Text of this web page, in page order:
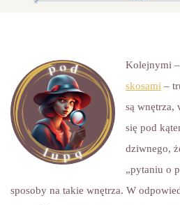
Kolejnymi
skosami –
są wnętrza,
się pod
dziwnego,
„pytaniu o
sposoby na takie wnętrza. W